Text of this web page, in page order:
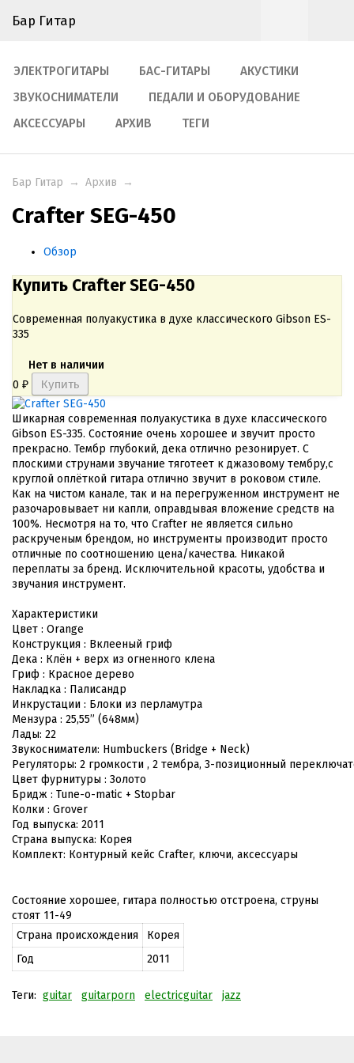
Бар Гитар
ЭЛЕКТРОГИТАРЫ БАС-ГИТАРЫ
АКУСТИКИ
ЗВУКОСНИМАТЕЛИ
ПЕДАЛИ И ОБОРУДОВАНИЕ
АКСЕССУАРЫ
АРХИВ ТЕГИ
Бар Гитар → Архив →
Crafter SEG-450
Обзор
Купить Crafter SEG-450
Cовременная полуакустика в духе классического Gibson ES-
335
Нет в наличии
0 ₽
Шикарная современная полуакустика в духе классического
Gibson ES-335. Состояние очень хорошее и звучит просто
прекрасно. Тембр глубокий, дека отлично резонирует. С
плоскими струнами звучание тяготеет к джазовому тембру,с
круглой оплёткой гитара отлично звучит в роковом стиле.
Как на чистом канале, так и на перегруженном инструмент не
разочаровывает ни капли, оправдывая вложение средств на
100%. Несмотря на то, что Crafter не является сильно
раскрученым брендом, но инструменты производит просто
отличные по соотношению цена/качества. Никакой
переплаты за бренд. Исключительной красоты, удобства и
звучания инструмент.
Характеристики
Цвет : Orange
Конструкция : Вклееный гриф
Дека : Клён + верх из огненного клена
Гриф : Красное дерево
Накладка : Палисандр
Инкрустации : Блоки из перламутра
Мензура : 25,55” (648мм)
Лады: 22
Звукосниматели: Humbuckers (Bridge + Neck)
Регуляторы: 2 громкости , 2 тембра, 3-позиционный
Цвет фурнитуры : Золото
Бридж : Tune-o-matic + Stopbar
Колки : Grover
Год выпуска: 2011
Страна выпуска: Корея
Комплект: Контурный кейс Crafter, ключи, аксессуары
Состояние хорошее, гитара полностью отстроена, струны
стоят 11-49
Страна происхождения
Корея
Год
2011
Теги: guitar guitarporn electricguitar jazz